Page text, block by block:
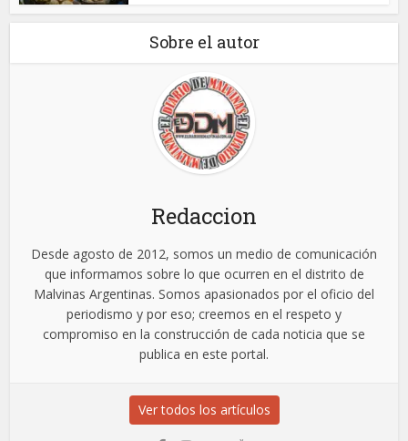
Sobre el autor
Redaccion
Desde agosto de 2012, somos un medio de comunicación
que informamos sobre lo que ocurren en el distrito de
Malvinas Argentinas. Somos apasionados por el oficio del
periodismo y por eso; creemos en el respeto y
compromiso en la construcción de cada noticia que se
publica en este portal.
Ver todos los artículos